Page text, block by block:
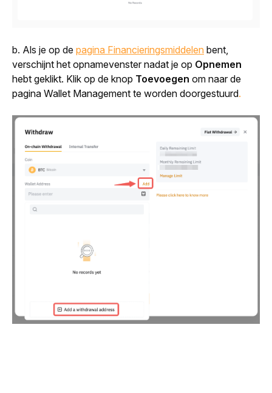
b. Als je op de pagina Financieringsmiddelen bent
verschijnt het opnamevenster nadat je op Opnemen
hebt geklikt. Klik op de knop Toevoegen om naar de
pagina Wallet Management te worden doorgestuurd.